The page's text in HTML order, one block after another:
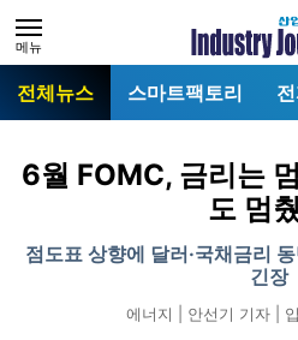
메뉴
전체뉴스 스마트팩토리
6월 FOMC, 금리는
도 멈
점도표 상향에 달러·국채금리
긴장
에너지 | 안선기 기자 |